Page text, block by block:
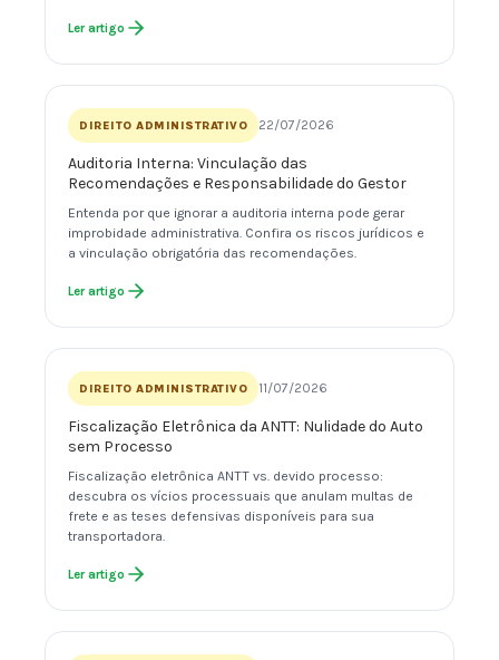
Ler artigo
DIREITO ADMINISTRATIVO 22/07/2026
Auditoria Interna: Vinculação das
Recomendações e Responsabilidade do Gestor
Entenda por que ignorar a auditoria interna pode gerar
improbidade administrativa. Confira os riscos jurídicos e
a vinculação obrigatória das recomendações.
Ler artigo
DIREITO ADMINISTRATIVO 11/07/2026
Fiscalização Eletrônica da ANTT: Nulidade do Auto
sem Processo
Fiscalização eletrônica ANTT vs. devido processo:
descubra os vícios processuais que anulam multas de
frete e as teses defensivas disponíveis para sua
transportadora.
Ler artigo